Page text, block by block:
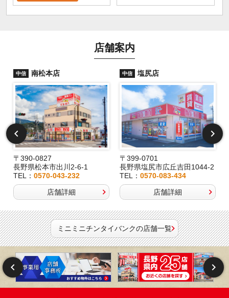
店舗案内
中信 南松本店
〒390-0827
長野県松本市出川2-6-1
TEL：0570-043-232
店舗詳細
中信 塩尻店
〒399-0701
長野県塩尻市広丘吉田1044-2
TEL： 0570-083-434
店舗詳細
ミニミニチンタイバンクの店舗一覧